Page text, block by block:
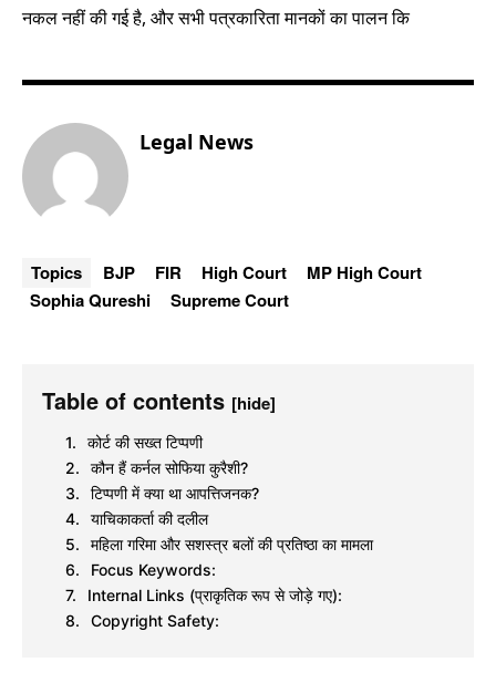
नकल नहीं की गई है, और सभी पत्रकारिता मानकों का पालन कि
Legal News
Topics BJP FIR High Court
MP High Court
Sophia Qureshi
Supreme Court
Table of contents [hide]
कोर्ट की सख्त टिप्पणी
कौन हैं कर्नल सोफिया कुरैशी?
टिप्पणी में क्या था आपत्तिजनक?
याचिकाकर्ता की दलील
महिला गरिमा और सशस्त्र बलों की प्रतिष्ठा का मामला
Focus Keywords:
Internal Links (प्राकृतिक रूप से जोड़े गए):
Copyright Safety: